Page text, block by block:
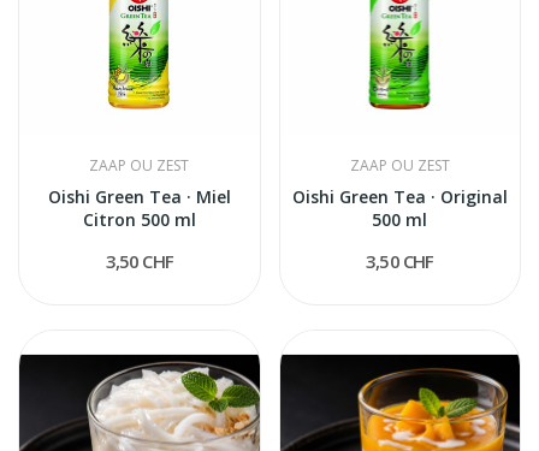
ZAAP OU ZEST
Oishi Green Tea · Miel
Citron 500 ml
3,50 CHF
ZAAP OU ZEST
Oishi Green Tea · Original
500 ml
3,50 CHF